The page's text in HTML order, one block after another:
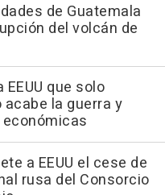
de Guatemala
del volcán de
EEUU que solo
la guerra y
a EEUU el cese de
rusa del Consorcio